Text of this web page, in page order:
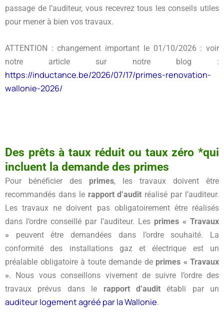
passage de l’auditeur, vous recevrez tous les conseils utiles
pour mener à bien vos travaux.
ATTENTION : changement important le 01/10/2026 : voir
notre article sur notre blog :
https://inductance.be/2026/07/17/primes-renovation-
wallonie-2026/
Des prêts à taux réduit ou taux zéro *qui
incluent la demande des primes
Pour bénéficier des primes, les travaux doivent être
recommandés dans le rapport d’audit réalisé par l’auditeur.
Les travaux ne doivent pas obligatoirement être réalisés
dans l’ordre conseillé par l’auditeur. Les primes « Travaux
» peuvent être demandées dans l’ordre souhaité. La
conformité des installations gaz et électrique est un
préalable obligatoire à toute demande de primes « Travaux
». Nous vous conseillons vivement de suivre l’ordre des
travaux prévus dans le rapport d’auditétabli par un
auditeur logement agréé par la Wallonie.